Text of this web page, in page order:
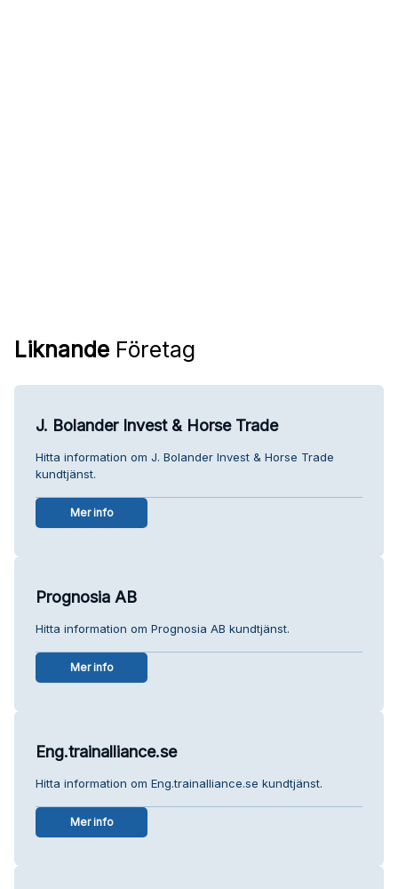
Liknande Företag
J. Bolander Invest & Horse Trade
Hitta information om J. Bolander Invest & Horse Trade
kundtjänst.
Mer info
Prognosia AB
Hitta information om Prognosia AB kundtjänst.
Mer info
Eng.trainalliance.se
Hitta information om Eng.trainalliance.se kundtjänst.
Mer info